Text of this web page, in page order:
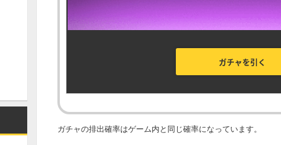
ガチャを引く
ガチャの排出確率はゲーム内と同じ確率になっています。